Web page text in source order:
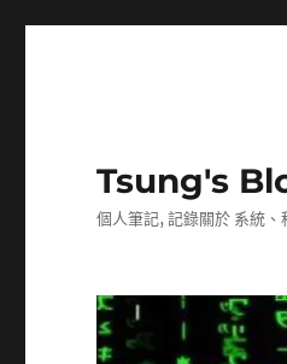
Tsung's
個人筆記, 記錄關於 系統